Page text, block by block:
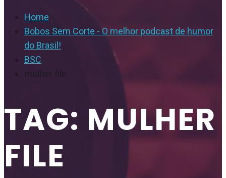
Home
Bobos Sem Corte - O melhor podcast de humor
do Brasil!
BSC
mulher file
TAG: MULHER
FILE